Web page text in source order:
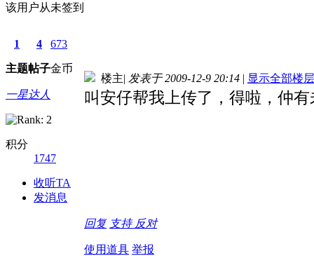
该用户从未签到
1
主题
4
帖子
673
金币
一星达人
积分
1747
收听TA
发消息
楼主| 发表于 2009-12-9 20:14 | 显示全部楼层
叫安仔帮我上传了，得啦，仲
回复 支持 反对
使用道具 举报